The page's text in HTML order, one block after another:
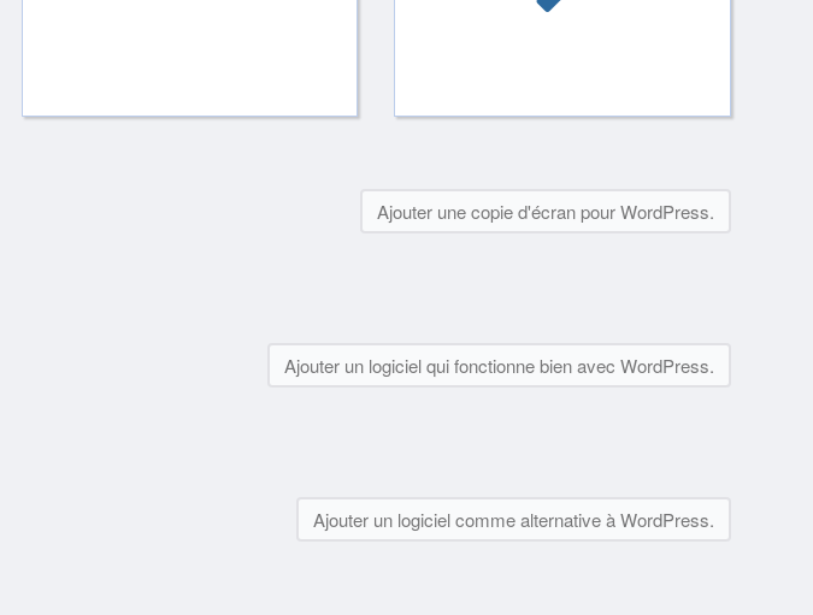
Ajouter une copie d'écran pour WordPress.
Ajouter un logiciel qui fonctionne bien avec WordPress.
Ajouter un logiciel comme alternative à WordPress.